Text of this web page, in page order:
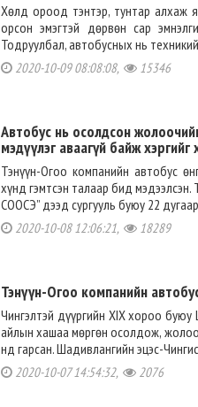
Хөлд ороод тэнтэр, тунтар алхаж
орсон эмэгтэй дөрвөн сар
Тодруулбал, автобусных нь
2020-10-09 08:08:08, 15346
Автобус нь осолдсон
мэдүүлэг аваагүй байж
Тэнүүн-Огоо компанийн автобус
хүнд гэмтсэн талаар бид
СООСЭ” дээд сургууль буюу 22
2020-10-08 12:06:21, 18289
Тэнүүн-Огоо компанийн
Чингэлтэй дүүргийн XIX хороо
айлын хашаа мөргөн осолдож,
нд гарсан. Шадивлангийн эцэс-
2020-10-07 14:54:32, 2076